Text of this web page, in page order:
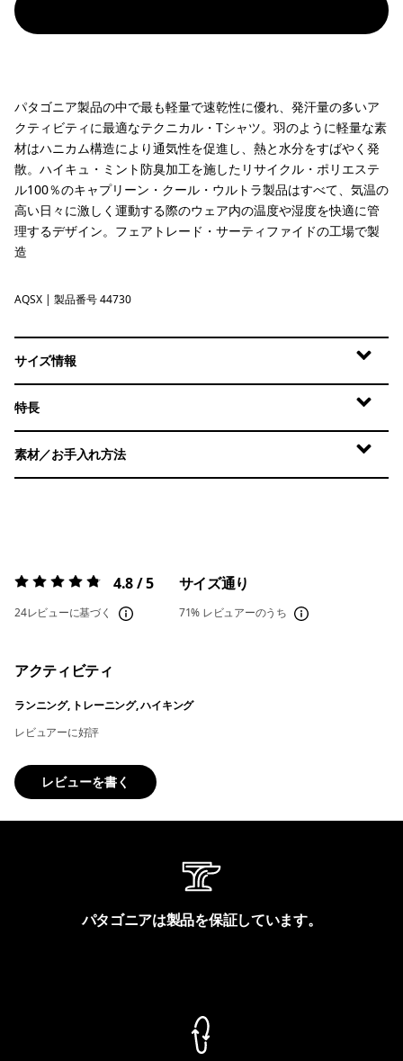
パタゴニア製品の中で最も軽量で速乾性に優れ、発汗量の多いア
クティビティに最適なテクニカル・Tシャツ。羽のように軽量な素
材はハニカム構造により通気性を促進し、熱と水分をすばやく発
散。ハイキュ・ミント防臭加工を施したリサイクル・ポリエステ
ル100％のキャプリーン・クール・ウルトラ製品はすべて、気温の
高い日々に激しく運動する際のウェア内の温度や湿度を快適に管
理するデザイン。フェアトレード・サーティファイドの工場で製
造
Aqua Stone - Light Aqua Stone X-Dye
AQSX | 製品番号 44730
サイズ情報
特長
素材／お手入れ方法
評価:4.8 / 5 4.8 / 5
24レビューに基づく
サイズ通り
71% レビュアーのうち
アクティビティ
ランニング, トレーニング, ハイキング
レビュアーに好評
レビューを書く
パタゴニアは製品を保証しています。